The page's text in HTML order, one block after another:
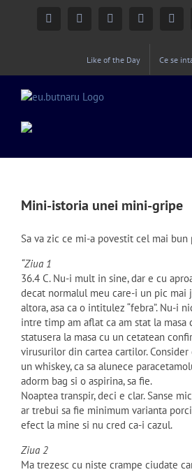
FacebookInstagramYouTubeTwitter
Like of the Day Ce se
Mini-istoria unei mini-gripe
Sa va zic ce mi-a povestit cel mai
“Ziua 1
36.4 C. Nu-i mult in sine, dar e cu
decat normalul meu care-i un pic mai
altora, asa ca o intitulez “febra”. Nu-i
intre timp am aflat ca am stat la masa
statusera la masa cu un cetatean
virusurilor din cartea cartilor. Consider
un whiskey, ca sa alunece
adorm bag si o aspirina, sa fie.
Noaptea transpir, deci e clar. Sanse
ar trebui sa fie minimum varianta
efect la mine si nu cred ca-i cazul.
Ziua 2
Ma trezesc cu niste crampe ciudate